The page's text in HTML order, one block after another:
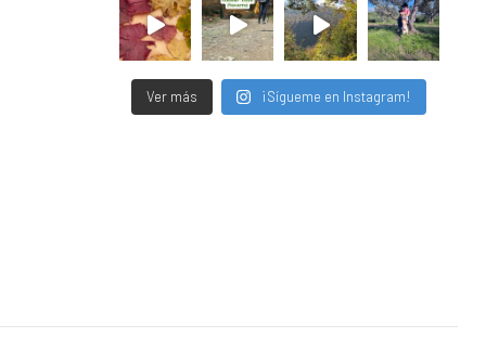
Ver más ¡Sígueme en Instagram!